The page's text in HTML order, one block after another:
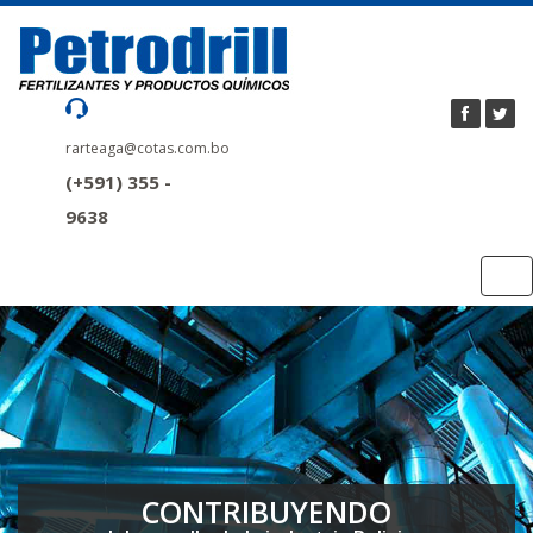
rarteaga@cotas.com.bo
(+591) 355 -
9638
CONTRIBUYENDO
CONTRIBUYENDO
CONTRIBUYENDO